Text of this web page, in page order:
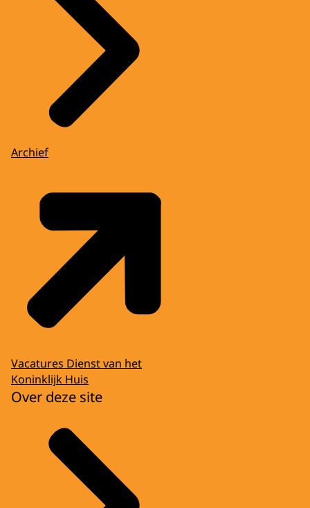
Archief
Vacatures Dienst van het
Koninklijk Huis
Over deze site